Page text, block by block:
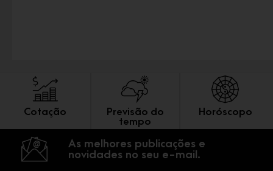
Cotação
Previsão do
tempo
Horóscopo
As melhores publicações e
novidades no seu e-mail.